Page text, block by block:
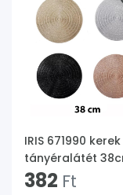
IRIS 671990 kerek
tányéralátét
382 Ft